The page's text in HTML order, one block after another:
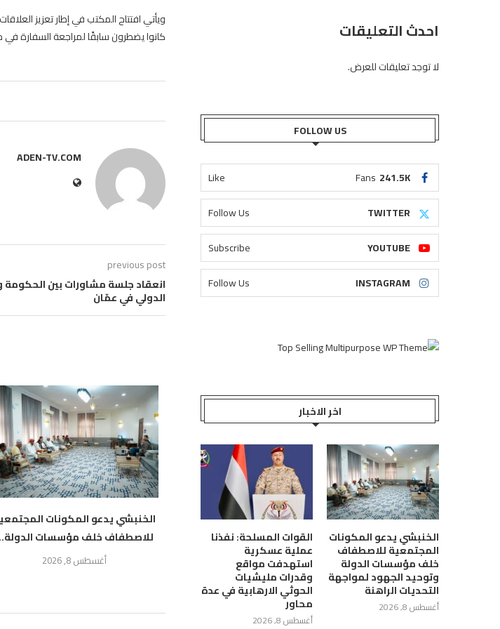
ويأتي افتتاح المكتب في إطار تعزيز
كانوا يضطرون سابقًا لمراجعة السفارة
ADEN-TV.COM
previous post
انعقاد جلسة مشاورات بين
الدولي في عمّان
الخارجية تبحث مع المبعوث
الاممي تداعيات التصعيد...
أغسطس 7, 2026
“مسام” ينفذ عملية إتلاف وتفجير
لكميات من الألغام...
أغسطس 7, 2026
الخنبشي يدعو المكونات
للاصطفاف خلف مؤسسات
أغسطس 8, 2026
احدث التعليقات
لا توجد تعليقات للعرض.
FOLLOW US
241.5K
Fans
Like
TWITTER
Follow Us
YOUTUBE
Subscribe
INSTAGRAM
Follow Us
اخر الاخبار
الخنبشي يدعو المكونات
المجتمعية للاصطفاف
خلف مؤسسات الدولة
وتوحيد الجهود لمواجهة
التحديات الراهنة
أغسطس 8, 2026
القوات المسلحة: نفذنا
عملية عسكرية
استهدفت مواقع
وقدرات مليشيات
الحوثي الارهابية في عدة
محاور
أغسطس 8, 2026